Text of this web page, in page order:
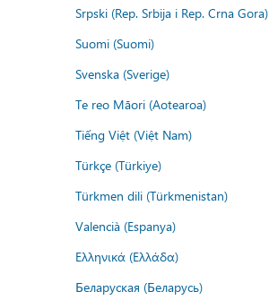
Srpski (Rep. Srbija i Rep. Crna Gora)
Suomi (Suomi)
Svenska (Sverige)
Te reo Māori (Aotearoa)
Tiếng Việt (Việt Nam)
Türkçe (Türkiye)
Türkmen dili (Türkmenistan)
Valencià (Espanya)
Ελληνικά (Ελλάδα)
Беларуская (Беларусь)